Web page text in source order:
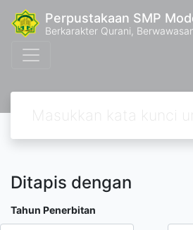
Perpustakaan SMP
Berkarakter Qurani,
Ditapis dengan
Tahun Penerbitan